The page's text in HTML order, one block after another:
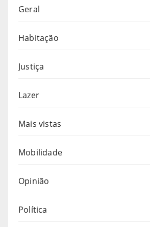
Geral
Habitação
Justiça
Lazer
Mais vistas
Mobilidade
Opinião
Política